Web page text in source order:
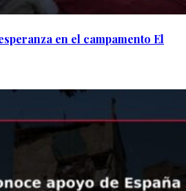
en el campamento El